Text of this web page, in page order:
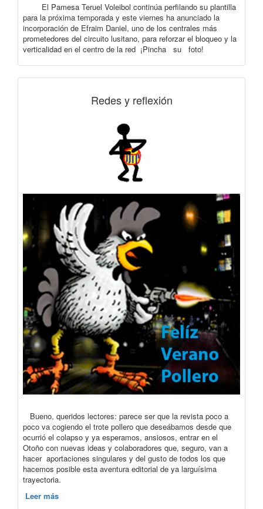
El Pamesa Teruel Voleibol continúa perfilando su plantilla
para la próxima temporada y este viernes ha anunciado la
incorporación de Efraim Daniel, uno de los centrales más
prometedores del circuito lusitano, para reforzar el bloqueo y la
verticalidad en el centro de la red ¡Pincha su foto!
Redes y reflexión
Bueno, queridos lectores: parece ser que la revista poco a
poco va cogiendo el trote pollero que deseábamos desde que
ocurrió el colapso y ya esperamos, ansiosos, entrar en el
Otoño con nuevas ideas y colaboradores que, seguro, van a
hacer aportaciones singulares y del gusto de todos los que
hacemos posible esta aventura editorial de ya larguísima
trayectoria.
Leer más